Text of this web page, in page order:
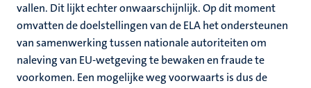
vallen. Dit lijkt echter onwaarschijnlijk. Op dit moment
omvatten de doelstellingen van de ELA het ondersteunen
van samenwerking tussen nationale autoriteiten om
naleving van EU-wetgeving te bewaken en fraude te
voorkomen. Een mogelijke weg voorwaarts is dus de